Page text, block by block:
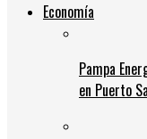
Economía
Pampa
en Puerto